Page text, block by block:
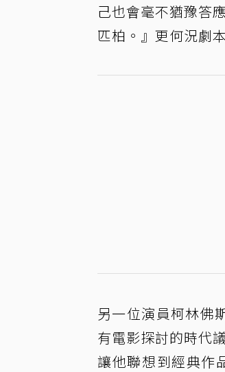
己也會毫不猶豫答
匹柏。』更何況劇
另一位演員柯林佛
有電影探討的時代
讓他聯想到經典作